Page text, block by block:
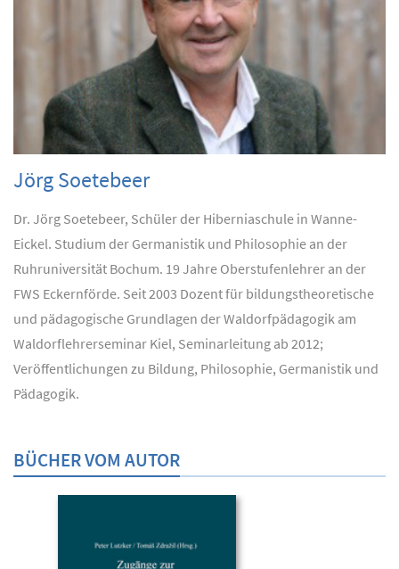
Jörg Soetebeer
Dr. Jörg Soetebeer, Schüler der Hiberniaschule in Wanne-
Eickel. Studium der Germanistik und Philosophie an der
Ruhruniversität Bochum. 19 Jahre Oberstufenlehrer an der
FWS Eckernförde. Seit 2003 Dozent für bildungstheoretische
und pädagogische Grundlagen der Waldorfpädagogik am
Waldorflehrerseminar Kiel, Seminarleitung ab 2012;
Veröffentlichungen zu Bildung, Philosophie, Germanistik und
Pädagogik.
BÜCHER VOM AUTOR